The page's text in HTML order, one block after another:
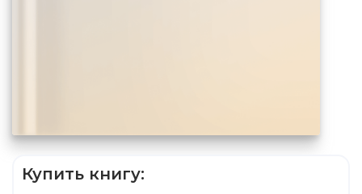
Купить книгу: